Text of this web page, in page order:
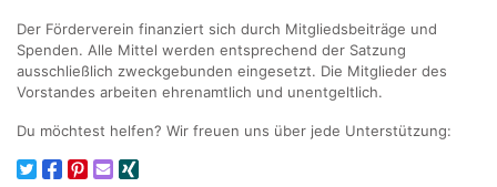
Der Förderverein finanziert sich durch Mitgliedsbeiträge und
Spenden. Alle Mittel werden entsprechend der Satzung
ausschließlich zweckgebunden eingesetzt. Die Mitglieder des
Vorstandes arbeiten ehrenamtlich und unentgeltlich.
Du möchtest helfen? Wir freuen uns über jede Unterstützung: